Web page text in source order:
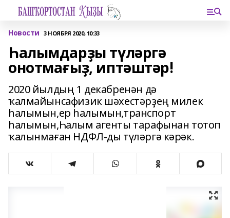
Новости 3 НОЯБРЯ 2020, 10:33
Һалымдарҙы түләргә
онотмағыҙ, иптәштәр!
2020 йылдың 1 декабренән дә
ҡалмайынсафизик шәхестәрҙең милек
һалымын,ер һалымын,транспорт
һалымын,Һалым агенты тарафынан тотоп
ҡалынмаған НДФЛ-ды түләргә кәрәк.